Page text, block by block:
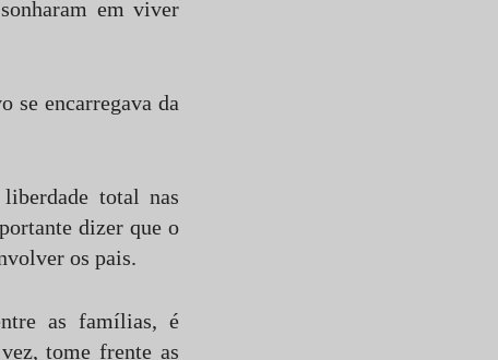
em viver
se encarregava da
total nas
dizer que o
os pais.
as famílias, é
tome frente as